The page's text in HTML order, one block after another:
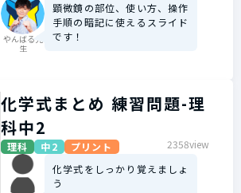
やんばる先
生
顕微鏡の部位、使い方、操作
手順の暗記に使えるスライド
です！
化学式まとめ 練習問題-理
科中2
理科 中2 プリント 2358view
化学式をしっかり覚えましょ
う